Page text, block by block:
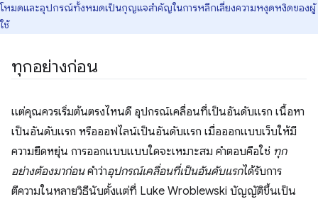
โหมดและอุปกรณ์ทั้งหมดเป็นกุญแจสำคัญในการหลีกเลี่ยงความหงุดหงิดของผู้
ใช้
ทุกอย่างก่อน
แต่คุณควรเริ่มต้นตรงไหนดี อุปกรณ์เคลื่อนที่เป็นอันดับแรก เนื้อหา
เป็นอันดับแรก หรือออฟไลน์เป็นอันดับแรก เมื่อออกแบบเว็บให้มี
ความยืดหยุ่น การออกแบบแบบใดจะเหมาะสม คำตอบคือใช่ ทุก
อย่างต้องมาก่อนคำว่าอุปกรณ์เคลื่อนที่เป็นอันดับแรกได้รับการ
ตีความในหลายวิธีนับตั้งแต่ที่ Luke Wroblewski บัญญัติขึ้นเป็น